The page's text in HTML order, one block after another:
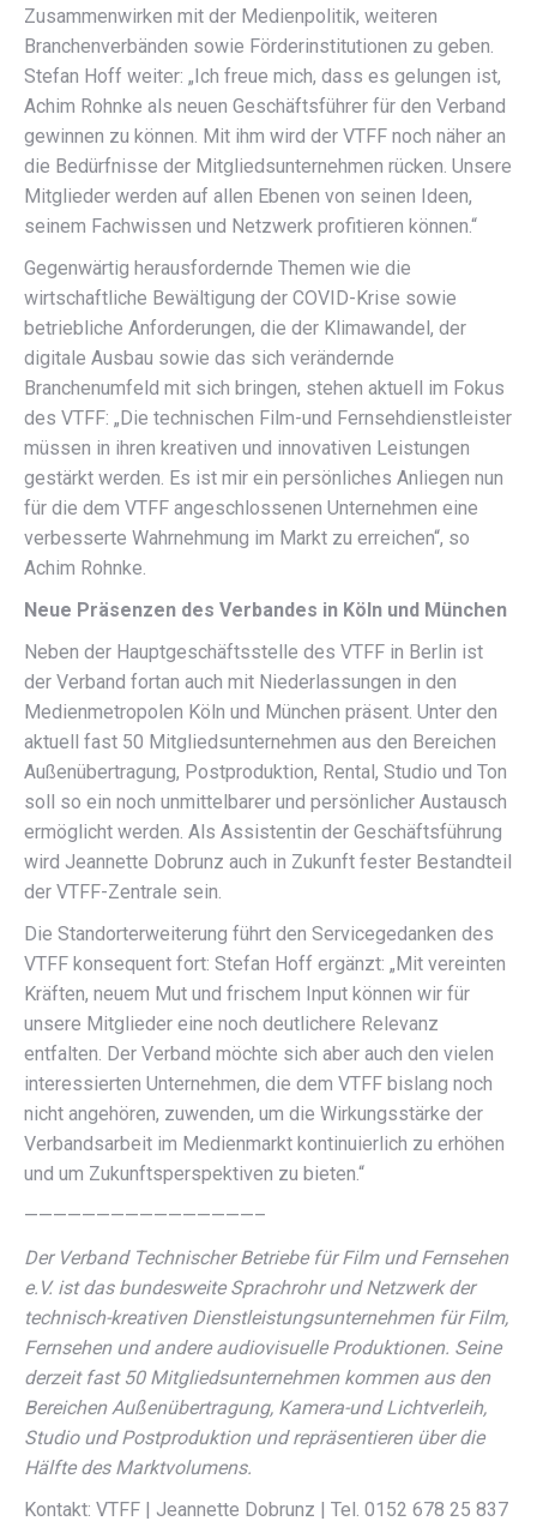
Zusammenwirken mit der Medienpolitik, weiteren
Branchenverbänden sowie Förderinstitutionen zu geben.
Stefan Hoff weiter: „Ich freue mich, dass es gelungen ist,
Achim Rohnke als neuen Geschäftsführer für den Verband
gewinnen zu können. Mit ihm wird der VTFF noch näher an
die Bedürfnisse der Mitgliedsunternehmen rücken. Unsere
Mitglieder werden auf allen Ebenen von seinen Ideen,
seinem Fachwissen und Netzwerk profitieren können.“
Gegenwärtig herausfordernde Themen wie die
wirtschaftliche Bewältigung der COVID-Krise sowie
betriebliche Anforderungen, die der Klimawandel, der
digitale Ausbau sowie das sich verändernde
Branchenumfeld mit sich bringen, stehen aktuell im Fokus
des VTFF: „Die technischen Film-und Fernsehdienstleister
müssen in ihren kreativen und innovativen Leistungen
gestärkt werden. Es ist mir ein persönliches Anliegen nun
für die dem VTFF angeschlossenen Unternehmen eine
verbesserte Wahrnehmung im Markt zu erreichen“, so
Achim Rohnke.
Neue Präsenzen des Verbandes in Köln und München
Neben der Hauptgeschäftsstelle des VTFF in Berlin ist
der Verband fortan auch mit Niederlassungen in den
Medienmetropolen Köln und München präsent. Unter den
aktuell fast 50 Mitgliedsunternehmen aus den Bereichen
Außenübertragung, Postproduktion, Rental, Studio und Ton
soll so ein noch unmittelbarer und persönlicher Austausch
ermöglicht werden. Als Assistentin der Geschäftsführung
wird Jeannette Dobrunz auch in Zukunft fester Bestandteil
der VTFF-Zentrale sein.
Die Standorterweiterung führt den Servicegedanken des
VTFF konsequent fort: Stefan Hoff ergänzt: „Mit vereinten
Kräften, neuem Mut und frischem Input können wir für
unsere Mitglieder eine noch deutlichere Relevanz
entfalten. Der Verband möchte sich aber auch den vielen
interessierten Unternehmen, die dem VTFF bislang noch
nicht angehören, zuwenden, um die Wirkungsstärke der
Verbandsarbeit im Medienmarkt kontinuierlich zu erhöhen
und um Zukunftsperspektiven zu bieten.“
————————————————–
Der Verband Technischer Betriebe für Film und Fernsehen
e.V. ist das bundesweite Sprachrohr und Netzwerk der
technisch-kreativen Dienstleistungsunternehmen für Film,
Fernsehen und andere audiovisuelle Produktionen. Seine
derzeit fast 50 Mitgliedsunternehmen kommen aus den
Bereichen Außenübertragung, Kamera-und Lichtverleih,
Studio und Postproduktion und repräsentieren über die
Hälfte des Marktvolumens.
Kontakt: VTFF | Jeannette Dobrunz | Tel. 0152 678 25 837